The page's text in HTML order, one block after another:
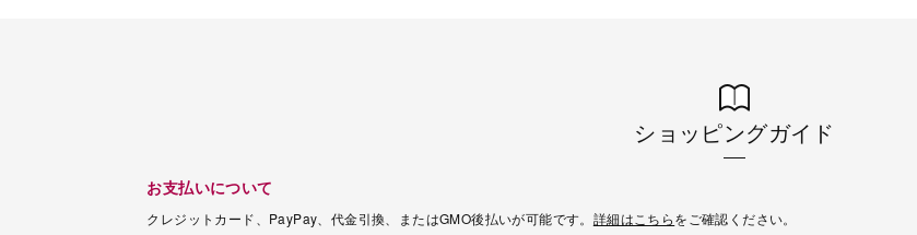
ショッピングガイド
お支払いについて
クレジットカード、PayPay、代金引換、またはGMO後払いが可能です。 詳細はこちらをご確認ください。